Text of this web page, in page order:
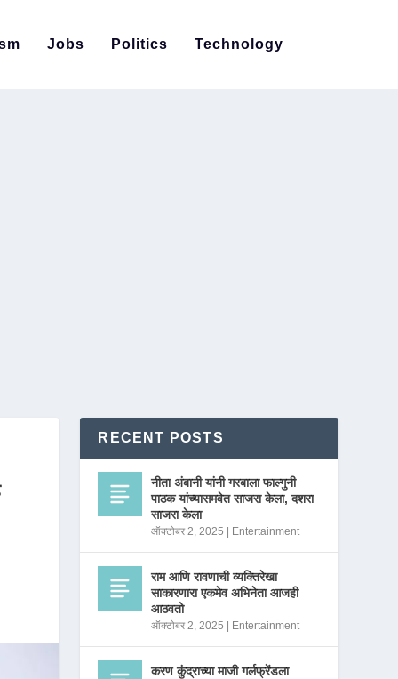
Jobs Politics Technology
RECENT POSTS
नीता अंबानी यांनी गरबाला फाल्गुनी
पाठक यांच्यासमवेत साजरा केला, दशरा
साजरा केला
ऑक्टोबर 2, 2025 Entertainment
राम आणि रावणाची व्यक्तिरेखा
साकारणारा एकमेव अभिनेता आजही
आठवतो
ऑक्टोबर 2, 2025 Entertainment
करण कुंद्राच्या माजी गर्लफ्रेंडला